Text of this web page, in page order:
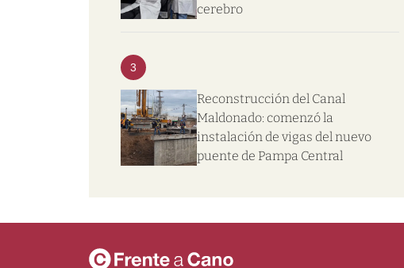
cerebro
3
Reconstrucción del Canal
Maldonado: comenzó la
instalación de vigas del nuevo
puente de Pampa Central